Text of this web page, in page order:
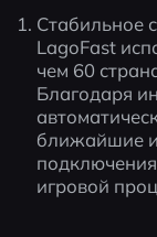
Стабильное
LagoFast
чем 60
Благодаря
ближайшие
игровой